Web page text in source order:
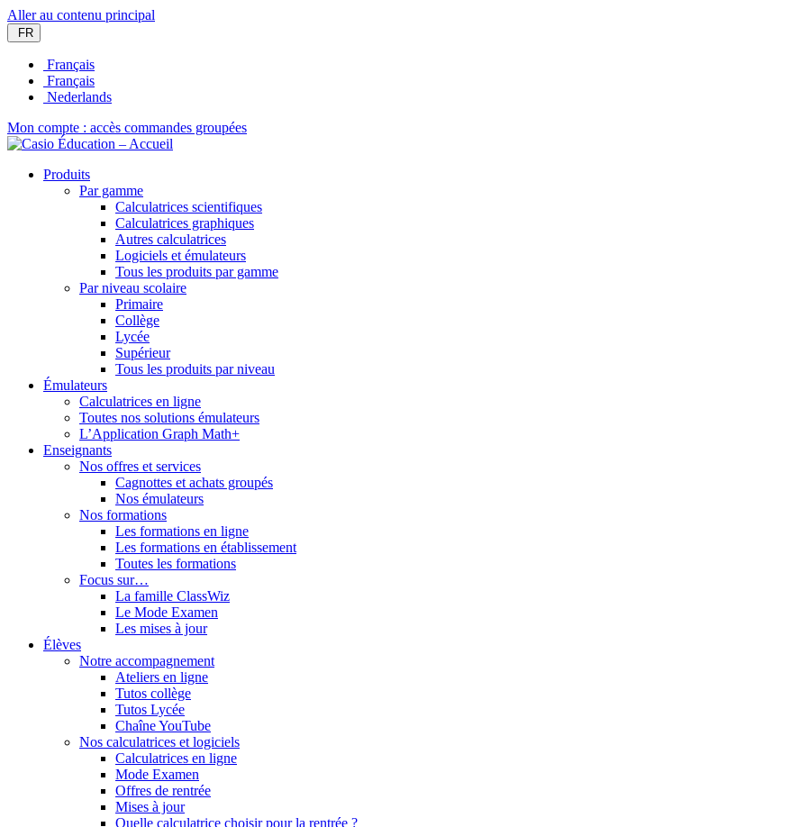
Aller au contenu principal
FR
Français
Français
Nederlands
Mon compte : accès commandes groupées
Produits
Par gamme
Calculatrices scientifiques
Calculatrices graphiques
Autres calculatrices
Logiciels et émulateurs
Tous les produits par gamme
Par niveau scolaire
Primaire
Collège
Lycée
Supérieur
Tous les produits par niveau
Émulateurs
Calculatrices en ligne
Toutes nos solutions émulateurs
L’Application Graph Math+
Enseignants
Nos offres et services
Cagnottes et achats groupés
Nos émulateurs
Nos formations
Les formations en ligne
Les formations en établissement
Toutes les formations
Focus sur…
La famille ClassWiz
Le Mode Examen
Les mises à jour
Élèves
Notre accompagnement
Ateliers en ligne
Tutos collège
Tutos Lycée
Chaîne YouTube
Nos calculatrices et logiciels
Calculatrices en ligne
Mode Examen
Offres de rentrée
Mises à jour
Quelle calculatrice choisir pour la rentrée ?